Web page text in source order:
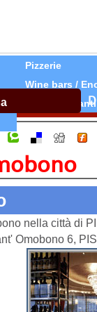
Pizzerie
Wine bars /
Tutti Ristoranti
nella città di
Omobono 6,